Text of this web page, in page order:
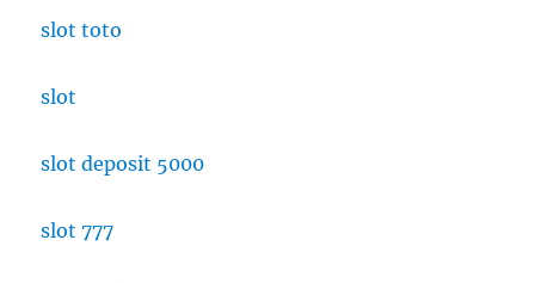
slot toto
slot
slot deposit 5000
slot 777